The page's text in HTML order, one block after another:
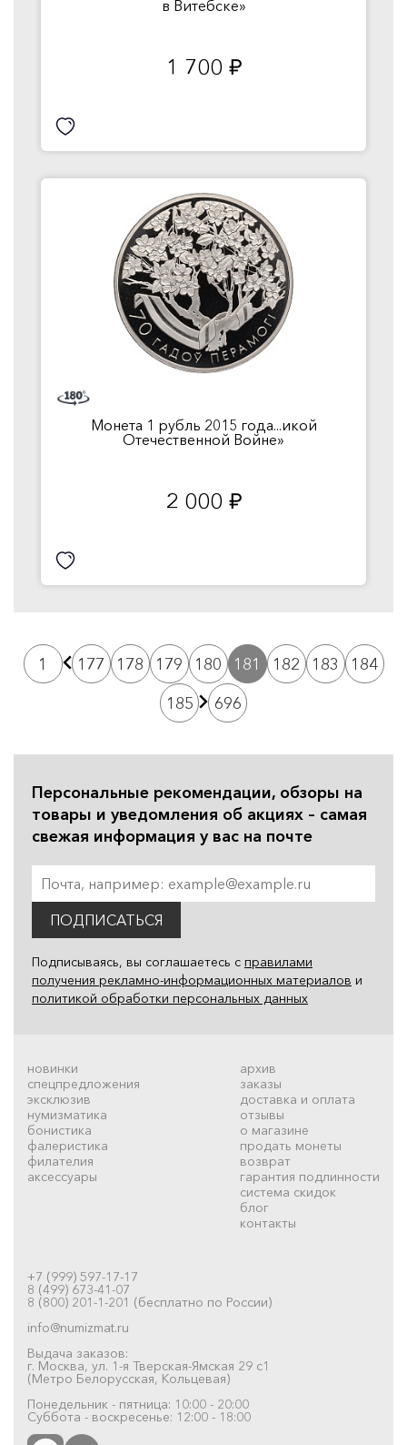
в Витебске»
1 700 руб.
Монета 1 рубль 2015 года...икой
Отечественной Войне»
2 000 руб.
1 177 178 179 180 181 182 183
184
185
696
Персональные рекомендации, обзоры на
товары и уведомления об акциях – самая
свежая информация у вас на почте
ПОДПИСАТЬСЯ
Подписываясь, вы соглашаетесь с правилами
получения рекламно-информационных материалов и
политикой обработки персональных данных
новинки
спецпредложения
эксклюзив
нумизматика
бонистика
фалеристика
филателия
аксессуары
архив
заказы
доставка и оплата
отзывы
о магазине
продать монеты
возврат
гарантия подлинности
система скидок
блог
контакты
+7 (999) 597-17-17
8 (499) 673-41-07
8 (800) 201-1-201 (бесплатно по России)
info@numizmat.ru
Выдача заказов:
г. Москва, ул. 1-я Тверская-Ямская 29 с1
(Метро Белорусская, Кольцевая)
Понедельник - пятница: 10:00 - 20:00
Суббота - воскресенье: 12:00 - 18:00